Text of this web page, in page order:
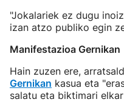
"Jokalariek ez dugu
izan atzo publiko egin
Manifestazioa Gernikan
Hain zuzen ere,
Gernikan kasua eta
salatu eta biktimari